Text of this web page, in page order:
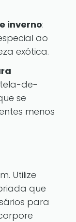
inverno:
ao
exótica.
de-
se
menos
Utilize
que
para